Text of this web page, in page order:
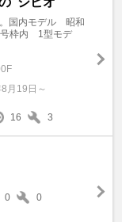
国内モデル 昭和
枠内 1型モデ
月19日～
16 3
0 0